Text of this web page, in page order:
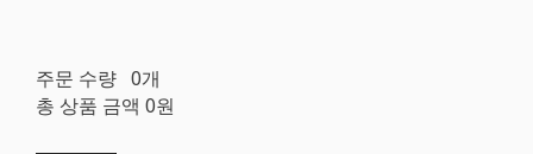
주문 수량 0개
총 상품 금액 0원